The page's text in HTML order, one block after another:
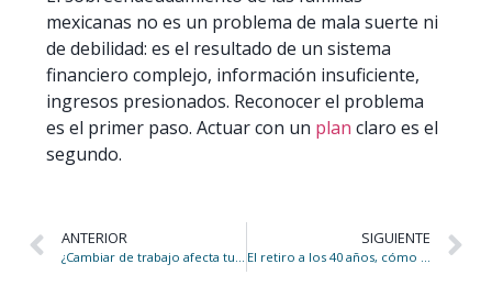
mexicanas no es un problema de mala suerte ni
de debilidad: es el resultado de un sistema
financiero complejo, información insuficiente,
ingresos presionados. Reconocer el problema
es el primer paso. Actuar con un plan claro es el
segundo.
ANTERIOR
¿Cambiar de trabajo afecta tu pensión?
SIGUIENTE
El retiro a los 40 años, cómo planearlo